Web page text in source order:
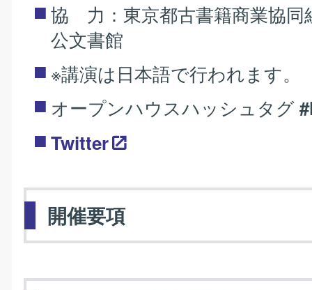
協 力：東京都古書籍商業協同
公文書館
※講演は日本語で行われます。
オープンハウスハッシュタグ
Twitter
開催要項